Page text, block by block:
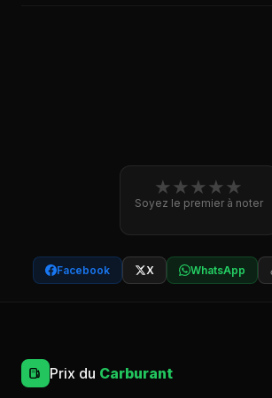
★★★★★
Soyez le premier à noter
Facebook X WhatsApp
Prix du Carburant